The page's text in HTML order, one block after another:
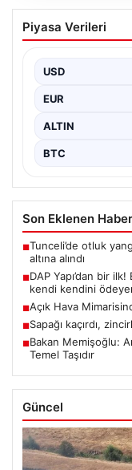
DAP
güvencesi
Piyasa Verileri
USD
EUR
ALTIN
BTC
Son Eklenen
■Tunceli’de otluk
altına alındı
■DAP Yapı’dan bir
kendi kendini
■Açık Hava
■Sapağı kaçırdı,
■Bakan Memişoğlu:
Temel Taşıdır
Güncel